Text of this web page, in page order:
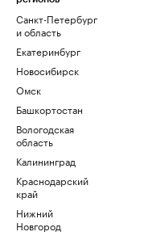
Санкт-Петербург
и область
Екатеринбург
Новосибирск
Омск
Башкортостан
Вологодская
область
Калининград
Краснодарский
край
Нижний
Новгород